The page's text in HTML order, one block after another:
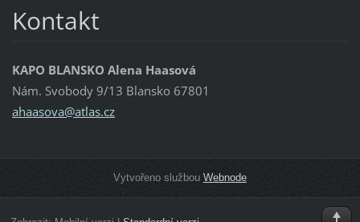
Kontakt
KAPO BLANSKO Alena Haasová
Nám. Svobody 9/13 Blansko 67801
ahaasova@atlas.cz
Vytvořeno službou Webnode